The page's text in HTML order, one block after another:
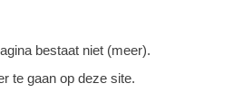
bestaat niet (meer).
te gaan op deze site.